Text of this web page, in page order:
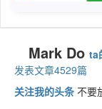
Mark Do ta
发表文章4529篇
关注我的头条 不要